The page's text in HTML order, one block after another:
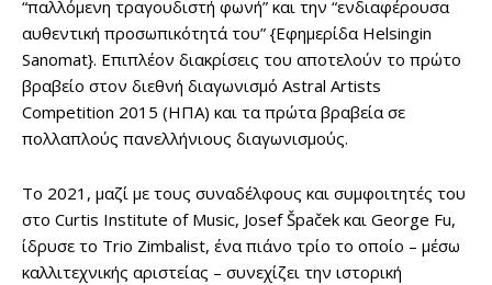
“παλλόμενη τραγουδιστή φωνή” και την “ενδιαφέρουσα
αυθεντική προσωπικότητά του” {Εφημερίδα Helsingin
Sanomat}. Επιπλέον διακρίσεις του αποτελούν το πρώτο
βραβείο στον διεθνή διαγωνισμό Astral Artists
Competition 2015 (ΗΠΑ) και τα πρώτα βραβεία σε
πολλαπλούς πανελλήνιους διαγωνισμούς.
Το 2021, μαζί με τους συναδέλφους και συμφοιτητές του
στο Curtis Institute of Music, Josef Špaček και George Fu,
ίδρυσε το Trio Zimbalist, ένα πιάνο τρίο το οποίο – μέσω
καλλιτεχνικής αριστείας – συνεχίζει την ιστορική